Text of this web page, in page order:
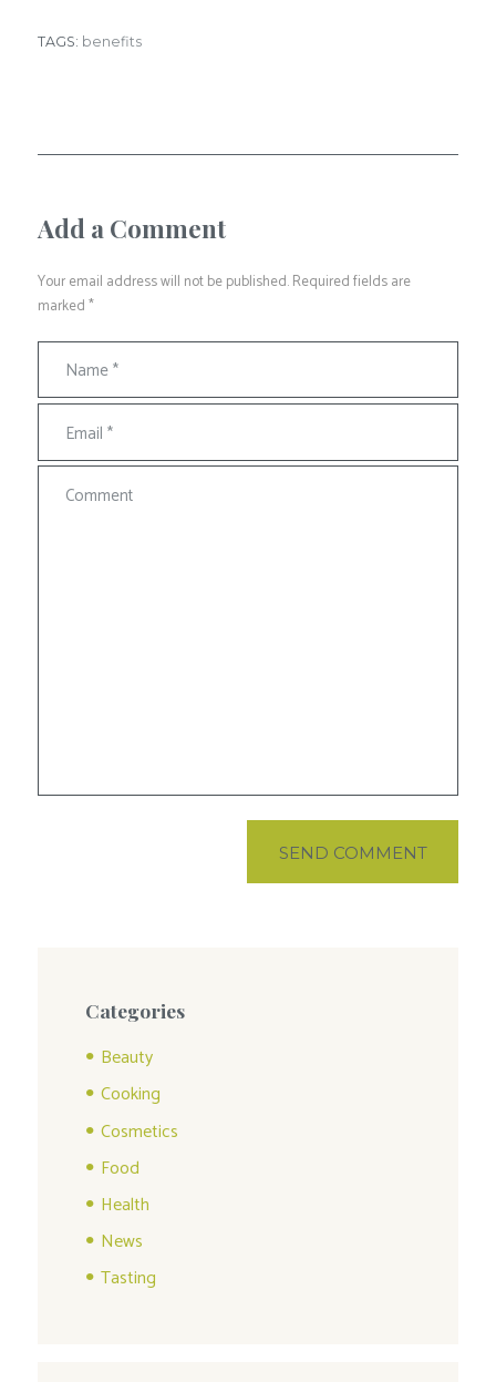
TAGS: benefits
Add a Comment
Your email address will not be published. Required fields are
marked *
Categories
Beauty
Cooking
Cosmetics
Food
Health
News
Tasting